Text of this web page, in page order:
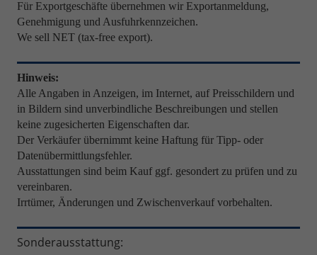
Für Exportgeschäfte übernehmen wir Exportanmeldung,
Genehmigung und Ausfuhrkennzeichen.
We sell NET (tax-free export).
Hinweis:
Alle Angaben in Anzeigen, im Internet, auf Preisschildern und
in Bildern sind unverbindliche Beschreibungen und stellen
keine zugesicherten Eigenschaften dar.
Der Verkäufer übernimmt keine Haftung für Tipp- oder
Datenübermittlungsfehler.
Ausstattungen sind beim Kauf ggf. gesondert zu prüfen und zu
vereinbaren.
Irrtümer, Änderungen und Zwischenverkauf vorbehalten.
Sonderausstattung: